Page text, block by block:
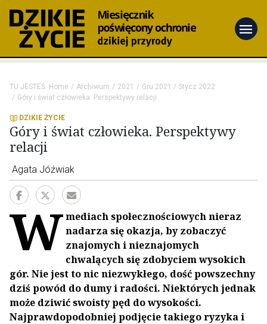
menu
TU JESTEŚ: Home Archiwum 2021
Gru 2021 / Stycz 2022
Góry i świat człowieka. Perspektywy relacji
DZIKIE ŻYCIE
Góry i świat człowieka. Perspektywy
relacji
Agata Jóźwiak
Wmediach społecznościowych nieraz
nadarza się okazja, by zobaczyć
znajomych i nieznajomych
chwalących się zdobyciem wysokich
gór. Nie jest to nic niezwykłego, dość powszechny
dziś powód do dumy i radości. Niektórych jednak
może dziwić swoisty pęd do wysokości.
Najprawdopodobniej podjęcie takiego ryzyka i